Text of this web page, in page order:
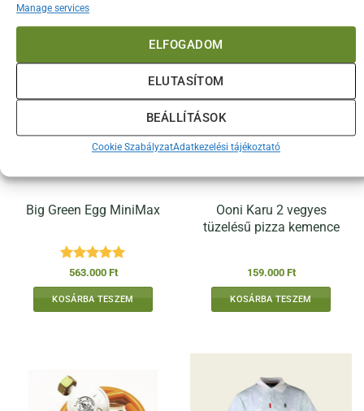
Manage services
ELFOGADOM
ELUTASÍTOM
BEÁLLÍTÁSOK
Cookie SzabályzatAdatkezelési tájékoztató
Big Green Egg MiniMax
Értékelés:5
/ 5
563.000 Ft
KOSÁRBA TESZEM
Ooni Karu 2 vegyes
tüzelésű pizza kemence
159.000 Ft
KOSÁRBA TESZEM